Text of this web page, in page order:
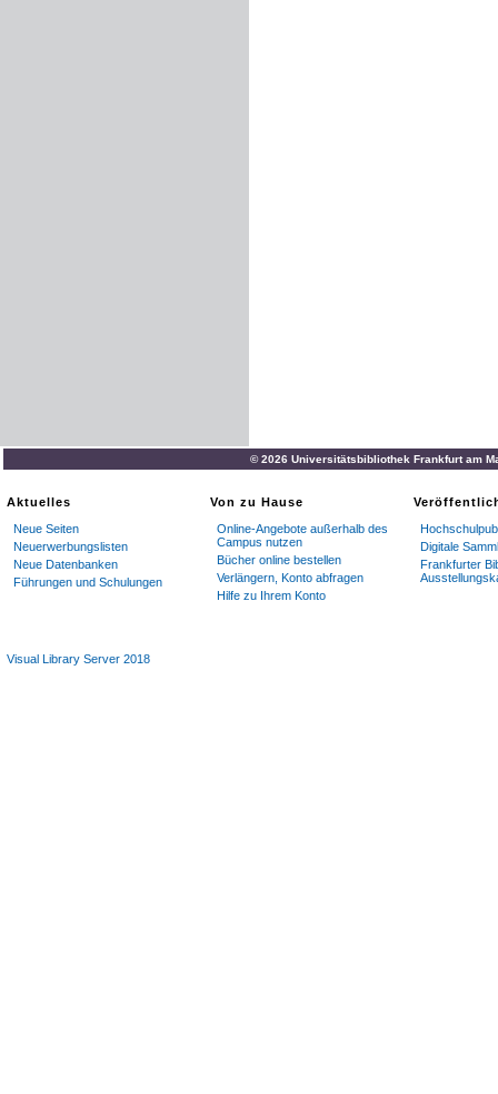
© 2026 Universitätsbibliothek Frankfurt am
Aktuelles
Neue Seiten
Neuerwerbungslisten
Neue Datenbanken
Führungen und Schulungen
Von zu Hause
Online-Angebote außerhalb des
Campus nutzen
Bücher online bestellen
Verlängern, Konto abfragen
Hilfe zu Ihrem Konto
Digitale
Frankfurter
Visual Library Server 2018